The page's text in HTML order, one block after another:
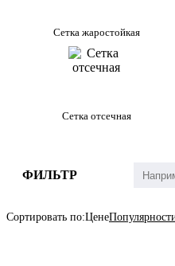
Сетка жаростойкая
Сетка отсечная
ФИЛЬТР
Сортировать по:Цене